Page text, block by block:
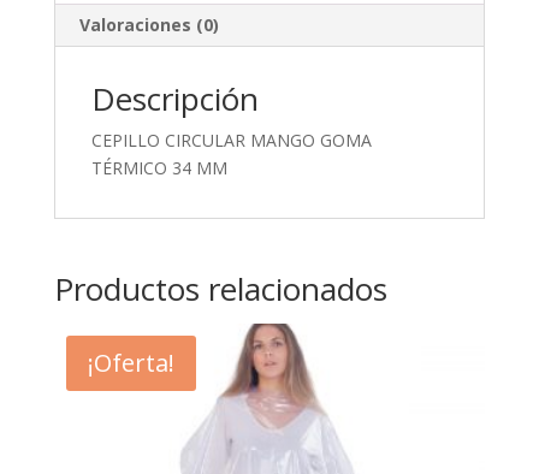
Valoraciones (0)
Descripción
CEPILLO CIRCULAR MANGO GOMA
TÉRMICO 34 MM
Productos relacionados
¡Oferta!